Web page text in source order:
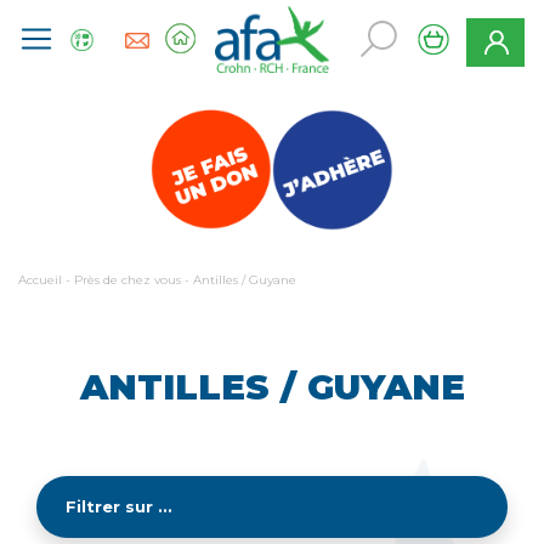
Accueil - Près de chez vous - Antilles / Guyane
ANTILLES / GUYANE